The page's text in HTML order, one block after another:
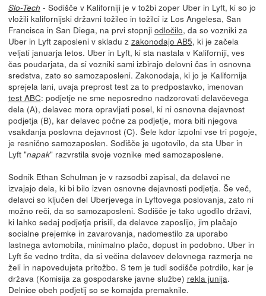
Slo-Tech - Sodišče v Kaliforniji je v tožbi zoper Uber in Lyft, ki so jo
vložili kalifornijski državni tožilec in tožilci iz Los Angelesa, San
Francisca in San Diega, na prvi stopnji odločilo, da so vozniki za
Uber in Lyft zaposleni v skladu z zakonodajo AB5, ki je začela
veljati januarja letos. Uber in Lyft, ki sta nastala v Kaliforniji, ves
čas poudarjata, da si vozniki sami izbirajo delovni čas in osnovna
sredstva, zato so samozaposleni. Zakonodaja, ki jo je Kalifornija
sprejela lani, uvaja preprost test za to predpostavko, imenovan
test ABC: podjetje ne sme neposredno nadzorovati delavčevega
dela (A), delavec mora opravljati posel, ki ni osnovna dejavnost
podjetja (B), kar delavec počne za podjetje, mora biti njegova
vsakdanja poslovna dejavnost (C). Šele kdor izpolni vse tri pogoje,
je resnično samozaposlen. Sodišče je ugotovilo, da sta Uber in
Lyft "napak" razvrstila svoje voznike med samozaposlene.
Sodnik Ethan Schulman je v razsodbi zapisal, da delavci ne
izvajajo dela, ki bi bilo izven osnovne dejavnosti podjetja. Še več,
delavci so ključen del Uberjevega in Lyftovega poslovanja, zato ni
možno reči, da so samozaposleni. Sodišče je tako ugodilo državi,
ki lahko sedaj podjetja prisili, da delavce zaposlijo, jim plačajo
socialne prejemke in zavarovanja, nadomestilo za uporabo
lastnega avtomobila, minimalno plačo, dopust in podobno. Uber in
Lyft še vedno trdita, da si večina delavcev delovnega razmerja ne
želi in napovedujeta pritožbo. S tem je tudi sodišče potrdilo, kar je
država (Komisija za gospodarske javne službe) rekla junija.
Delnice obeh podjetij so se komajda premaknile.